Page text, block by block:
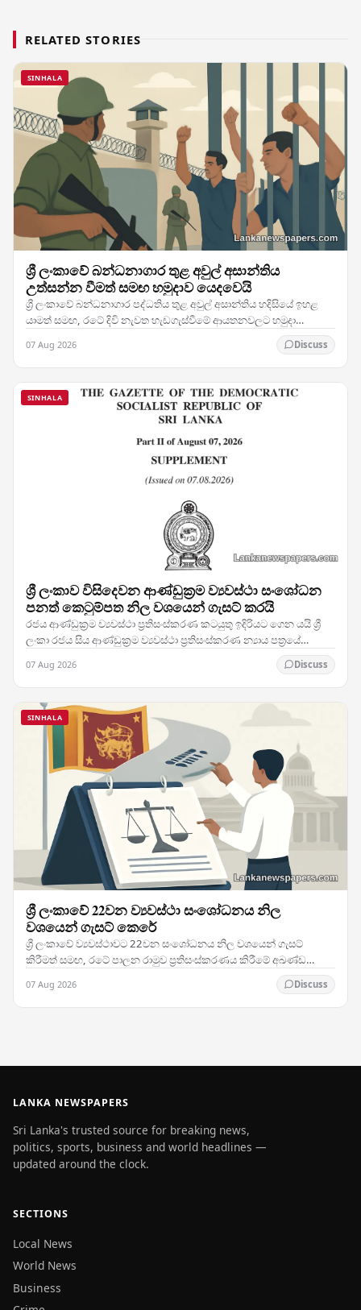
RELATED STORIES
SINHALA
ශ්‍රී ලංකාවේ බන්ධනාගාර තුළ අවුල් අසාන්තිය
උත්සන්න වීමත් සමඟ හමුදාව යෙදවෙයි
ශ්‍රී ලංකාවේ බන්ධනාගාර පද්ධතිය තුළ අවුල් අසාන්තිය හදිසියේ ඉහළ
යාමත් සමඟ, රටේ දිවි නැවත හැඩගැස්වීමේ ආයතනවලට හමුදා
07 Aug 2026 Discuss
SINHALA
ශ්‍රී ලංකාව විසිදෙවන ආණ්ඩුක්‍රම ව්‍යවස්ථා සංශෝධන
පනත් කෙටුම්පත නිල වශයෙන් ගැසට් කරයි
රජය ආණ්ඩුක්‍රම ව්‍යවස්ථා ප්‍රතිසංස්කරණ කටයුතු ඉදිරියට ගෙන යයි ශ්‍රී
ලංකා රජය සිය ආණ්ඩුක්‍රම ව්‍යවස්ථා ප්‍රතිසංස්කරණ න්‍යාය පත්‍රයේ
07 Aug 2026 Discuss
SINHALA
ශ්‍රී ලංකාවේ 22වන ව්‍යවස්ථා සංශෝධනය නිල
වශයෙන් ගැසට් කෙරේ
ශ්‍රී ලංකාවේ ව්‍යවස්ථාවට 22වන සංශෝධනය නිල වශයෙන් ගැසට්
කිරීමත් සමඟ, රටේ පාලන රාමුව ප්‍රතිසංස්කරණය කිරීමේ අඛණ්ඩ
07 Aug 2026 Discuss
LANKA NEWSPAPERS
Sri Lanka's trusted source for breaking news,
politics, sports, business and world headlines —
updated around the clock.
SECTIONS
Local News
World News
Business